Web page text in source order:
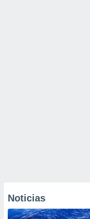
Noticias